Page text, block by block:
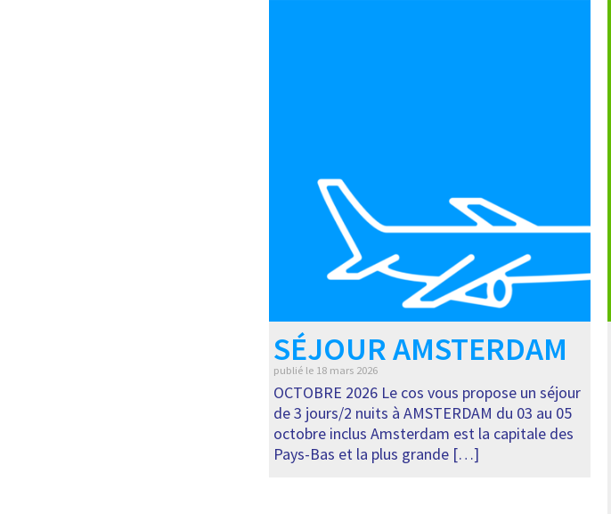
SÉJOUR AMSTERDAM
publié le 18 mars 2026
OCTOBRE 2026 Le cos vous propose un séjour
de 3 jours/2 nuits à AMSTERDAM du 03 au 05
octobre inclus Amsterdam est la capitale des
Pays-Bas et la plus grande […]